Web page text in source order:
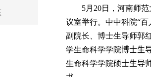
5月 20日，河南师
议室举行。中中科院“
副院长、 博士生导师郭
学生命科学学院博士生
生命科学学院硕士生导